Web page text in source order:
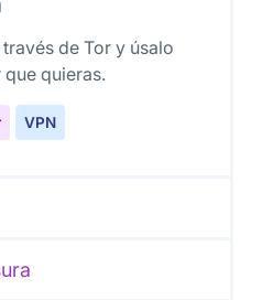
de Tor y úsalo
quieras.
VPN